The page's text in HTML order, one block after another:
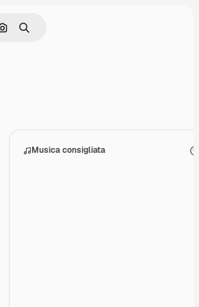
Cerca per immagine
Ricerca
Musica consigliata